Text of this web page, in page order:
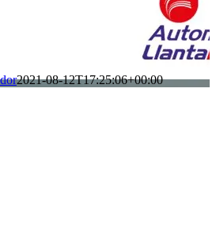
2021-08-12T17:25:06+00:00